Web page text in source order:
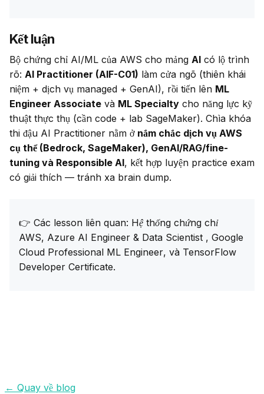
Kết luận
Bộ chứng chỉ AI/ML của AWS cho mảng AI có lộ trình
rõ: AI Practitioner (AIF-C01) làm cửa ngõ (thiên khái
niệm + dịch vụ managed + GenAI), rồi tiến lên ML
Engineer Associate và ML Specialty cho năng lực kỹ
thuật thực thụ (cần code + lab SageMaker). Chìa khóa
thi đậu AI Practitioner nằm ở nắm chắc dịch vụ AWS
cụ thể (Bedrock, SageMaker), GenAI/RAG/fine-
tuning và Responsible AI, kết hợp luyện practice exam
có giải thích — tránh xa brain dump.
👉 Các lesson liên quan: Hệ thống chứng chỉ
AWS, Azure AI Engineer & Data Scientist , Google
Cloud Professional ML Engineer, và TensorFlow
Developer Certificate.
← Quay về blog